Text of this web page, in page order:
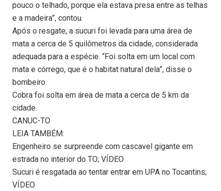
pouco o telhado, porque ela estava presa entre as telhas
e a madeira”, contou.
Após o resgate, a sucuri foi levada para uma área de
mata a cerca de 5 quilômetros da cidade, considerada
adequada para a espécie. “Foi solta em um local com
mata e córrego, que é o habitat natural dela”, disse o
bombeiro.
Cobra foi solta em área de mata a cerca de 5 km da
cidade.
CANUC-TO
LEIA TAMBÉM:
Engenheiro se surpreende com cascavel gigante em
estrada no interior do TO; VÍDEO
Sucuri é resgatada ao tentar entrar em UPA no Tocantins;
VÍDEO